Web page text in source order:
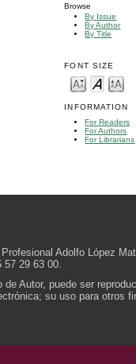
Browse
By Issue
By Author
By Title
FONT SIZE
INFORMATION
For Readers
For Authors
For Librarians
Adolfo López
29 63 00.
Autor, puede ser
su uso para otros